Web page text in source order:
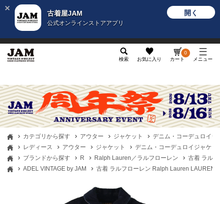
古着屋JAM
公式オンラインストアアプリ
開く
検索 お気に入り カート
0
メニュー
カテゴリから探す アウター ジャケット
デニム・コーデュロイジ
レディース
アウター ジャケット
デニム・コーデュロイジャケッ
ブランドから探す
R Ralph Lauren／ラルフローレン
古着 ラル
ADEL VINTAGE by JAM
古着 ラルフローレン Ralph Lauren LAUREN